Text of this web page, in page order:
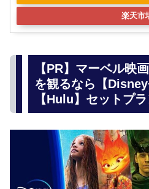
楽天市
【PR】マーベル映
を観るなら【
【Hulu】セットプ